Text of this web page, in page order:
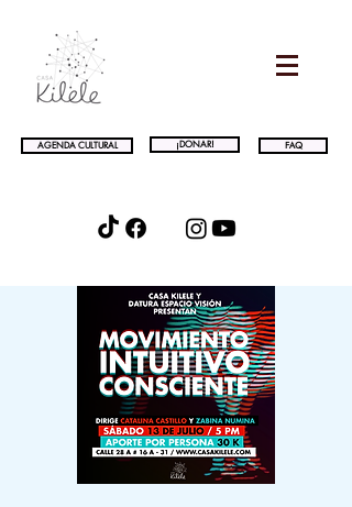
AGENDA CULTURAL ¡DONAR! FAQ